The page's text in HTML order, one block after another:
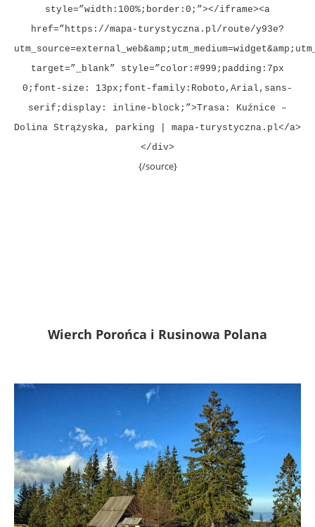
style=”width:100%;border:0;”></iframe><a
href=”https://mapa-turystyczna.pl/route/y93e?
target=”_blank” style=”color:#999;padding:7px
0;font-size: 13px;font-family:Roboto,Arial,sans-
serif;display: inline-block;”>Trasa: Kuźnice –
Dolina Strążyska, parking | mapa-turystyczna.pl</a>
</div>
{/source}
Wierch Porońca i Rusinowa Polana